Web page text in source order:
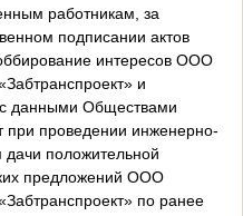
работникам, за
подписании актов
интересов ООО
и
с данными Обществами
при проведении инженерно-
дачи положительной
предложений ООО
по ранее